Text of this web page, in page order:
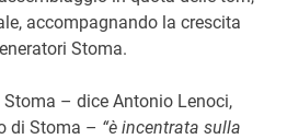
accompagnando la crescita
Stoma.
– dice Antonio Lenoci,
di Stoma – “è incentrata sulla